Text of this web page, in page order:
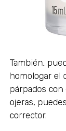
También,
homologar el
párpados
ojeras,
corrector.